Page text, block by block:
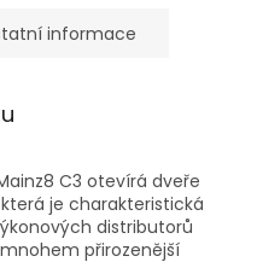
informace
C3 otevírá dveře
je charakteristická
distributorů
přirozenější